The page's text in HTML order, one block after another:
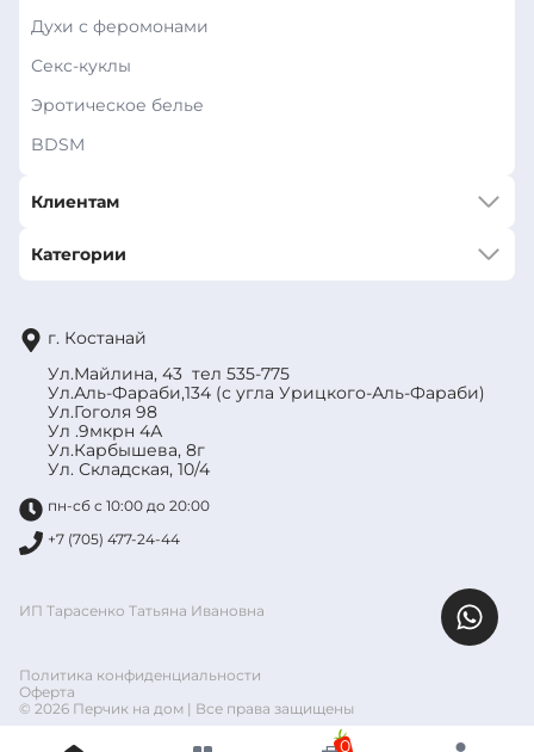
Духи с феромонами
Секс-куклы
Эротическое белье
BDSM
Клиентам
Категории
г. Костанай
Ул.Майлина, 43 тел 535-775
Ул.Аль-Фараби,134 (с угла Урицкого-Аль-Фараби)
Ул.Гоголя 98
Ул .9мкрн 4А
Ул.Карбышева, 8г
Ул. Складская, 10/4
пн-сб с 10:00 до 20:00
+7 (705) 477-24-44
ИП Тарасенко Татьяна Ивановна
Политика конфиденциальности
Оферта
© 2026 Перчик на дом | Все права защищены
0